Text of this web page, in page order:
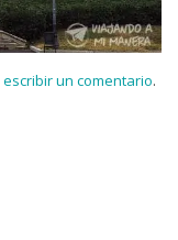
escribir un comentario.